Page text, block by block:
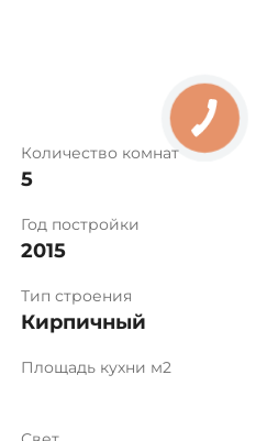
Количество комнат
5
Год постройки
2015
Тип строения
Кирпичный
Площадь кухни м2